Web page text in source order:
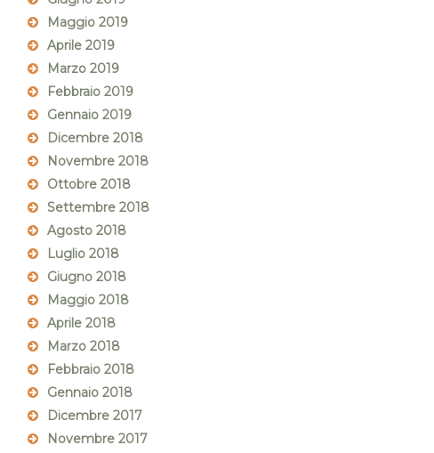
Maggio 2019
Aprile 2019
Marzo 2019
Febbraio 2019
Gennaio 2019
Dicembre 2018
Novembre 2018
Ottobre 2018
Settembre 2018
Agosto 2018
Luglio 2018
Giugno 2018
Maggio 2018
Aprile 2018
Marzo 2018
Febbraio 2018
Gennaio 2018
Dicembre 2017
Novembre 2017